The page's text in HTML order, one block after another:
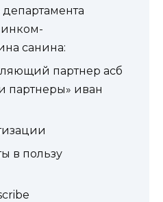
департамента
инком-
санина:
партнер асб
партнеры» иван
в пользу